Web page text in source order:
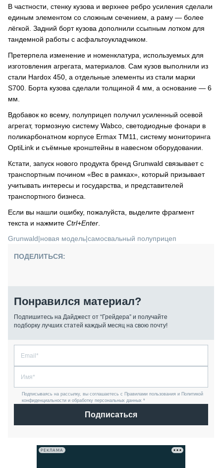
В частности, стенку кузова и верхнее ребро усиления сделали
единым элементом со сложным сечением, а раму — более
лёгкой. Задний борт кузова дополнили ссыпным лотком для
тандемной работы с асфальтоукладчиком.
Претерпела изменение и номенклатура, используемых для
изготовления агрегата, материалов. Сам кузов выполнили из
стали Hardox 450, а отдельные элементы из стали марки
S700. Борта кузова сделали толщиной 4 мм, а основание — 6
мм.
Вдобавок ко всему, полуприцеп получил усиленный осевой
агрегат, тормозную систему Wabco, светодиодные фонари в
поликарбонатном корпусе Ermax TM11, систему мониторинга
OptiLink и съёмные кронштейны в навесном оборудовании.
Кстати, запуск нового продукта бренд Grunwald связывает с
транспортным почином «Вес в рамках», который призывает
учитывать интересы и государства, и представителей
транспортного бизнеса.
Если вы нашли ошибку, пожалуйста, выделите фрагмент
текста и нажмите Ctrl+Enter
Grunwald|новая модель|самосвальный полуприцеп
ПОДЕЛИТЬСЯ:
Понравился материал?
Подпишитесь на Дайджест от “Грейдера” и получайте
подборку лучших статей каждый месяц на свою почту!
Подписываясь на рассылку, вы соглашаетесь с Правилами пользования и Политикой
конфиденциальности и обработку персональных данных *
Подписаться
РЕКЛАМА